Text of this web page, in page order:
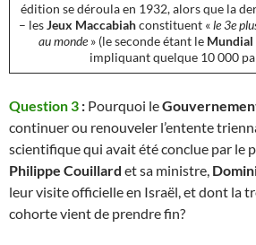
édition se déroula en 1932, alors que la
– lesJeux Maccabiahconstituent «le 3e
au monde» (le seconde étant le Mundial
impliquant quelque 10 000
Question 3 : Pourquoi le
continuer ou renouveler l’entente
scientifique qui avait été conclue par le
Philippe Couillard et sa ministre,
leur visite officielle en Israël, et dont la
cohorte vient de prendre fin?